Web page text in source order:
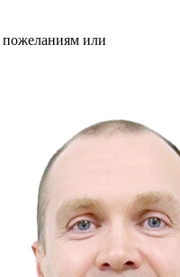
пожеланиям или